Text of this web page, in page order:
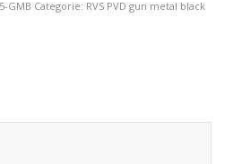
GMB Categorie: RVS PVD gun metal black